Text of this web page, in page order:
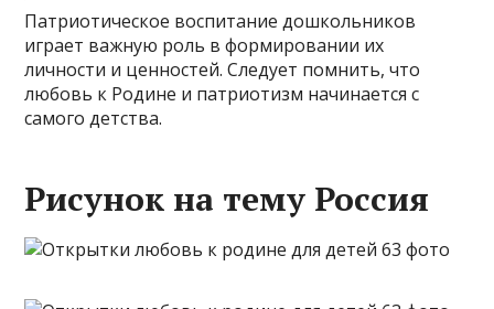
Патриотическое воспитание дошкольников
играет важную роль в формировании их
личности и ценностей. Следует помнить, что
любовь к Родине и патриотизм начинается с
самого детства.
Рисунок на тему Россия